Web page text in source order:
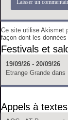
Ce site utilise Akismet
façon dont les
Festivals et
19/09/26 - 20/09/26
Etrange Grande dans
Appels à